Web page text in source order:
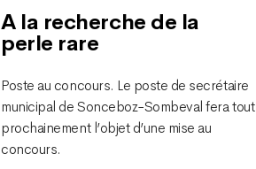
A la recherche de la
perle rare
Poste au concours. Le poste de secrétaire
municipal de Sonceboz-Sombeval fera tout
prochainement l’objet d’une mise au
concours.